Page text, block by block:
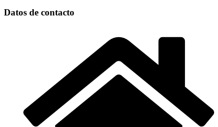
Datos de contacto